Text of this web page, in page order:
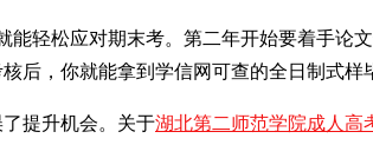
轻松应对期末考。第二年开始要着手
后，你就能拿到学信网可查的全日制式样
提升机会。关于湖北第二师范学院成人高